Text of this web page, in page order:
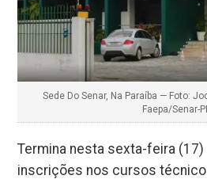
Sede Do Senar, Na Paraíba — Foto:
Faepa/Senar-
Termina nesta sexta-feira (17)
inscrições nos cursos